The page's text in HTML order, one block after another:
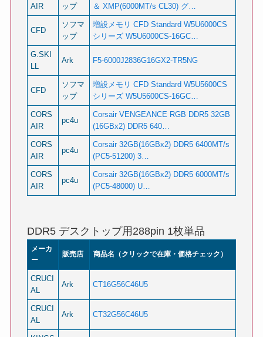
AIR
ップ
＆ XMP(6000MT/s CL30) グ…
CFD
ソフマ
ップ
増設メモリ CFD Standard W5U6000CS
シリーズ W5U6000CS-16GC…
G.SKI
LL
Ark F5-6000J2836G16GX2-TR5NG
CFD
ソフマ
ップ
増設メモリ CFD Standard W5U5600CS
シリーズ W5U5600CS-16GC…
CORS
AIR
pc4u
Corsair VENGEANCE RGB DDR5 32GB
(16GBx2) DDR5 640…
CORS
AIR
pc4u
Corsair 32GB(16GBx2) DDR5 6400MT/s
(PC5-51200) 3…
CORS
AIR
pc4u
Corsair 32GB(16GBx2) DDR5 6000MT/s
(PC5-48000) U…
DDR5 デスクトップ用288pin 1枚単品
メーカ
ー
販売店 商品名（クリックで在庫・価格チェック）
CRUCI
AL
Ark CT16G56C46U5
CRUCI
AL
Ark CT32G56C46U5